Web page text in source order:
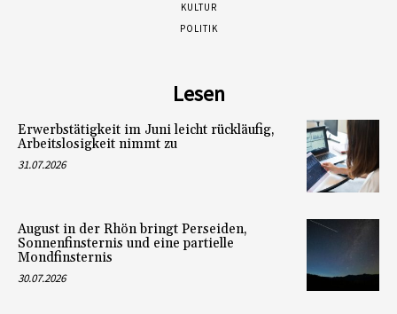
KULTUR
POLITIK
Lesen
Erwerbstätigkeit im Juni leicht rückläufig,
Arbeitslosigkeit nimmt zu
31.07.2026
August in der Rhön bringt Perseiden,
Sonnenfinsternis und eine partielle
Mondfinsternis
30.07.2026